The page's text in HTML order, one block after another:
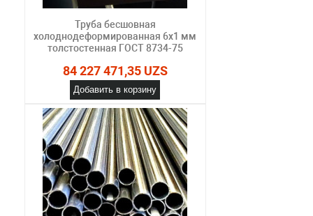
Труба бесшовная
холоднодеформированная 6х1 мм
толстостенная ГОСТ 8734-75
84 227 471,35 UZS
Добавить в корзину